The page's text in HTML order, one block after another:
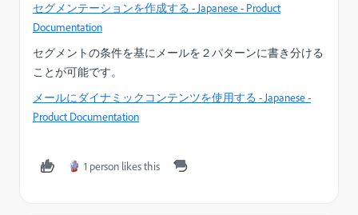
セグメンテーションを作成する - Japanese - Product
Documentation
セグメントの条件を基にメールを２パターンに書き分ける
ことが可能です。
メールにダイナミックコンテンツを使用する - Japanese -
Product Documentation
1 person likes this